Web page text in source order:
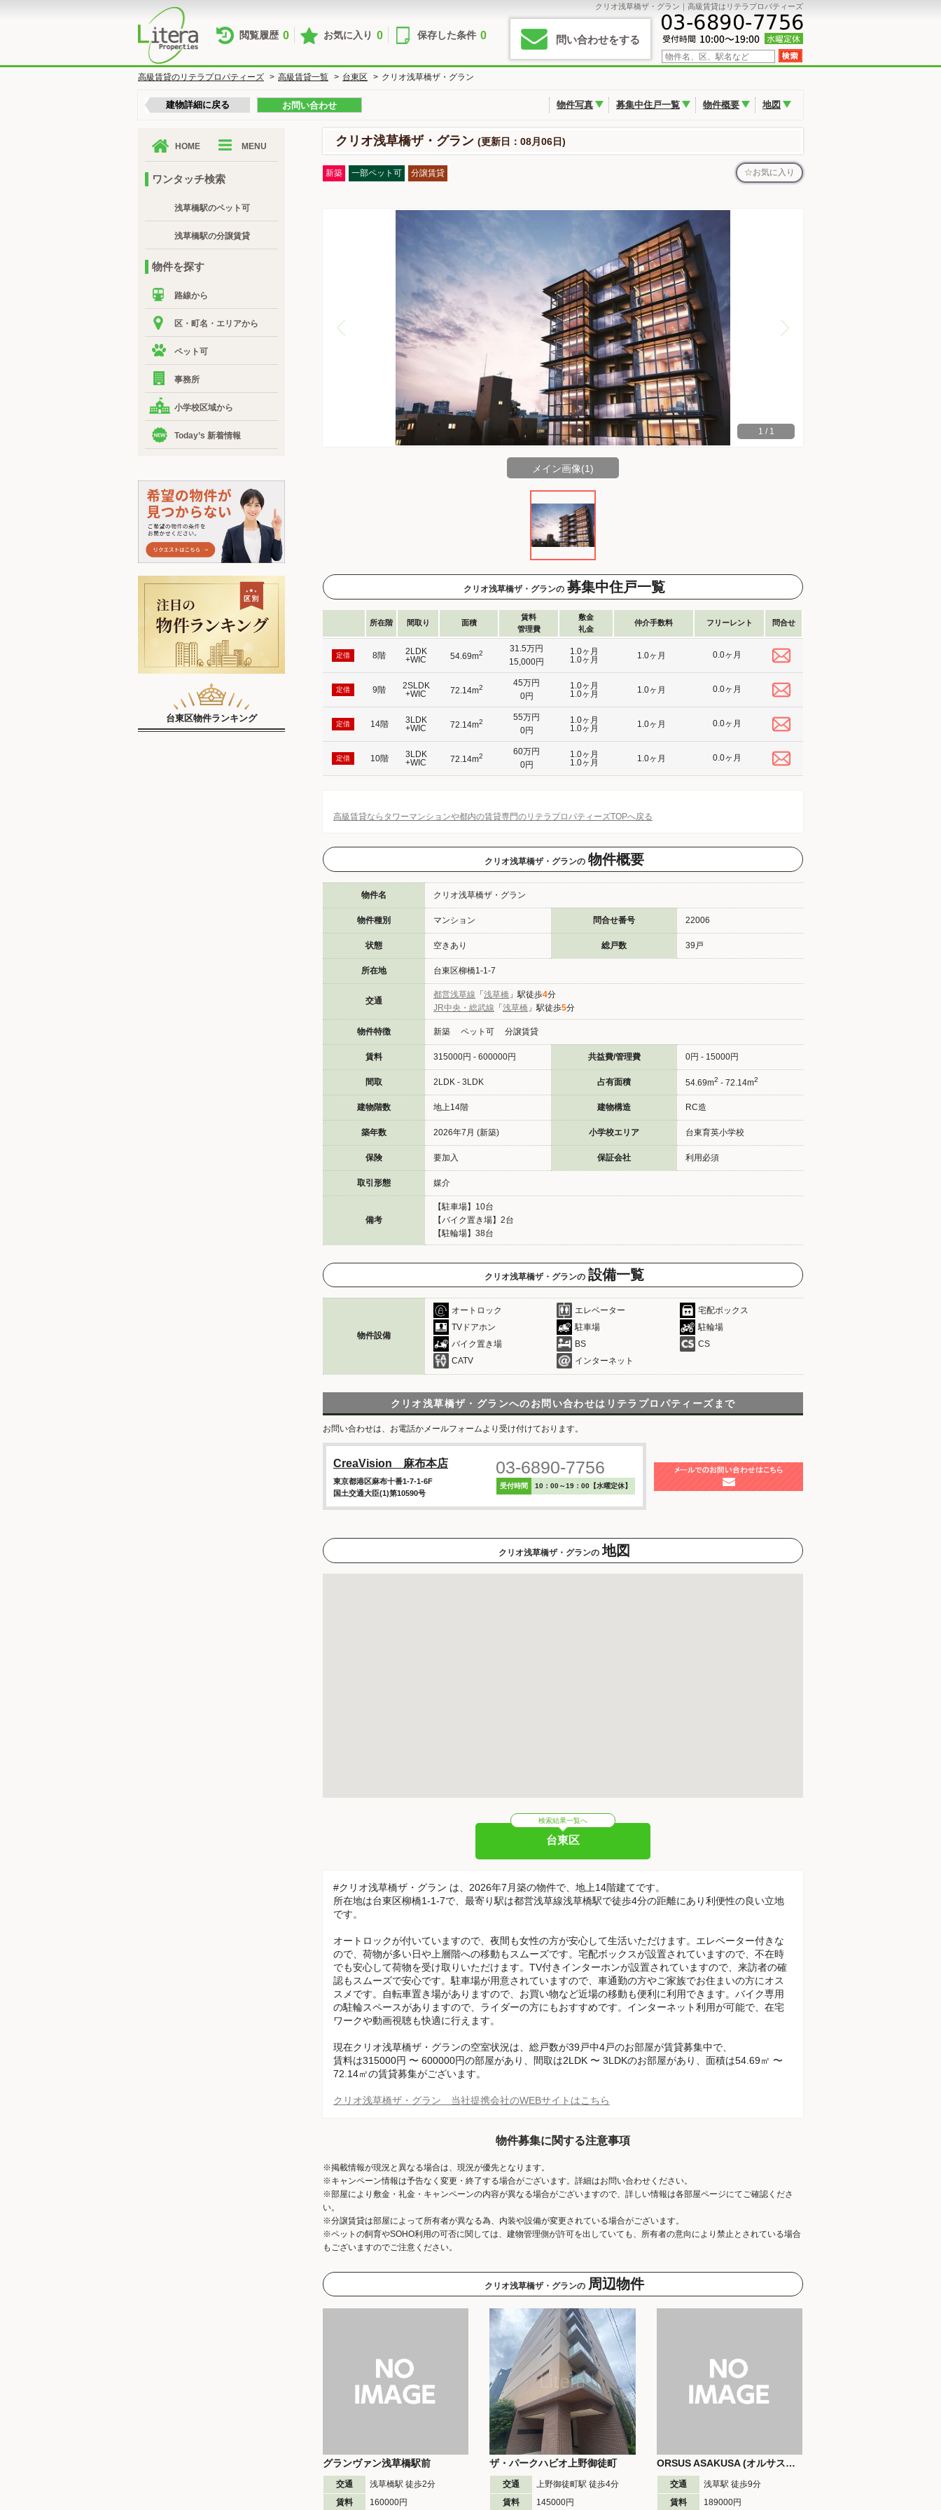
クリオ浅草橋ザ・グラン｜高級賃貸はリテラプロパティーズ
閲覧履歴 0 お気に入り 0 保存した条件 0 問い合わせをする
高級賃貸のリテラプロパティーズ > 高級賃貸一覧 > 台東区 > クリオ浅草橋ザ・グラン
建物詳細に戻る お問い合わせ 物件写真 募集中住戸一覧 物件概要 地図
クリオ浅草橋ザ・グラン (更新日：08月06日)
新築 一部ペット可 分譲賃貸 お気に入り
1 / 1
メイン画像(1)
クリオ浅草橋ザ・グランの 募集中住戸一覧
所在階 間取り 面積
賃料
管理費
敷金
礼金
仲介手数料 フリーレント 問合せ
定借
31.5万円
15,000円
1.0ヶ月
1.0ヶ月
1.0ヶ月 0.0ヶ月
8階
2LDK
+WIC
54.69m2
定借
45万円
0円
1.0ヶ月
1.0ヶ月
1.0ヶ月 0.0ヶ月
9階
2SLDK
+WIC
72.14m2
定借
55万円
0円
1.0ヶ月
1.0ヶ月
1.0ヶ月 0.0ヶ月
14階
3LDK
+WIC
72.14m2
定借
60万円
0円
1.0ヶ月
1.0ヶ月
1.0ヶ月 0.0ヶ月
10階
3LDK
+WIC
72.14m2
高級賃貸ならタワーマンションや都内の賃貸専門のリテラプロパティーズTOPへ戻る
クリオ浅草橋ザ・グランの 物件概要
物件名 クリオ浅草橋ザ・グラン
物件種別 マンション 問合せ番号 22006
状態 空きあり 総戸数 39戸
所在地 台東区柳橋1-1-7
交通
都営浅草線 「浅草橋 」駅徒歩4分
JR中央・総武線 「浅草橋 」駅徒歩5分
物件特徴 新築 ペット可 分譲賃貸
賃料 315000円 - 600000円 共益費/管理費 0円 - 15000円
間取 2LDK - 3LDK 占有面積 54.69m2 - 72.14m2
建物階数 地上14階 建物構造 RC造
築年数 2026年7月 (新築) 小学校エリア 台東育英小学校
保険 要加入 保証会社 利用必須
取引形態 媒介
備考
【駐車場】10台
【バイク置き場】2台
【駐輪場】38台
クリオ浅草橋ザ・グランの 設備一覧
物件設備
オートロック エレベーター
宅配ボックス
TVドアホン
駐車場
駐輪場
バイク置き場
BS
CS
CATV
インターネット
クリオ浅草橋ザ・グランへのお問い合わせは リテラプロパティーズまで
お問い合わせは、お電話かメールフォームより受け付けております。
CreaVision 麻布本店
東京都港区麻布十番1-7-1-6F
国土交通大臣(1)第10590号
03-6890-7756
受付時間 10：00～19：00【水曜定休】
クリオ浅草橋ザ・グランの 地図
検索結果一覧へ
台東区
#クリオ浅草橋ザ・グラン は、2026年7月築の物件で、地上14階建てです。
所在地は台東区柳橋1-1-7で、最寄り駅は都営浅草線浅草橋駅で徒歩4分の距離にあり利便性の良い立地
です。
オートロックが付いていますので、夜間も女性の方が安心して生活いただけます。エレベーター付きな
ので、荷物が多い日や上層階への移動もスムーズです。宅配ボックスが設置されていますので、不在時
でも安心して荷物を受け取りいただけます。TV付きインターホンが設置されていますので、来訪者の確
認もスムーズで安心です。駐車場が用意されていますので、車通勤の方やご家族でお住まいの方にオス
スメです。自転車置き場がありますので、お買い物など近場の移動も便利に利用できます。バイク専用
の駐輪スペースがありますので、ライダーの方にもおすすめです。インターネット利用が可能で、在宅
ワークや動画視聴も快適に行えます。
現在クリオ浅草橋ザ・グランの空室状況は、総戸数が39戸中4戸のお部屋が賃貸募集中で、
賃料は315000円 〜 600000円の部屋があり、間取は2LDK 〜 3LDKのお部屋があり、面積は54.69㎡ 〜
72.14㎡の賃貸募集がございます。
クリオ浅草橋ザ・グラン 当社提携会社のWEBサイトはこちら
物件募集に関する注意事項
※掲載情報が現況と異なる場合は、現況が優先となります。
※キャンペーン情報は予告なく変更・終了する場合がございます。詳細はお問い合わせください。
※部屋により敷金・礼金・キャンペーンの内容が異なる場合がございますので、詳しい情報は各部屋ページにてご確認くださ
い。
※分譲賃貸は部屋によって所有者が異なる為、内装や設備が変更されている場合がございます。
※ペットの飼育やSOHO利用の可否に関しては、建物管理側が許可を出していても、所有者の意向により禁止とされている場合
もございますのでご注意ください。
クリオ浅草橋ザ・グランの 周辺物件
グランヴァン浅草橋駅前
交通 浅草橋駅 徒歩2分
賃料
160000円
ザ・パークハビオ上野御徒町
交通 上野御徒町駅 徒歩4分
賃料
145000円
ORSUS ASAKUSA (オルサス浅草)
交通 浅草駅 徒歩9分
賃料
189000円
HOME MENU
ワンタッチ検索
浅草橋駅のペット可
浅草橋駅の分譲賃貸
物件を探す
路線から
区・町名・エリアから
ペット可
事務所
小学校区域から
Today’s 新着情報
台東区物件ランキング